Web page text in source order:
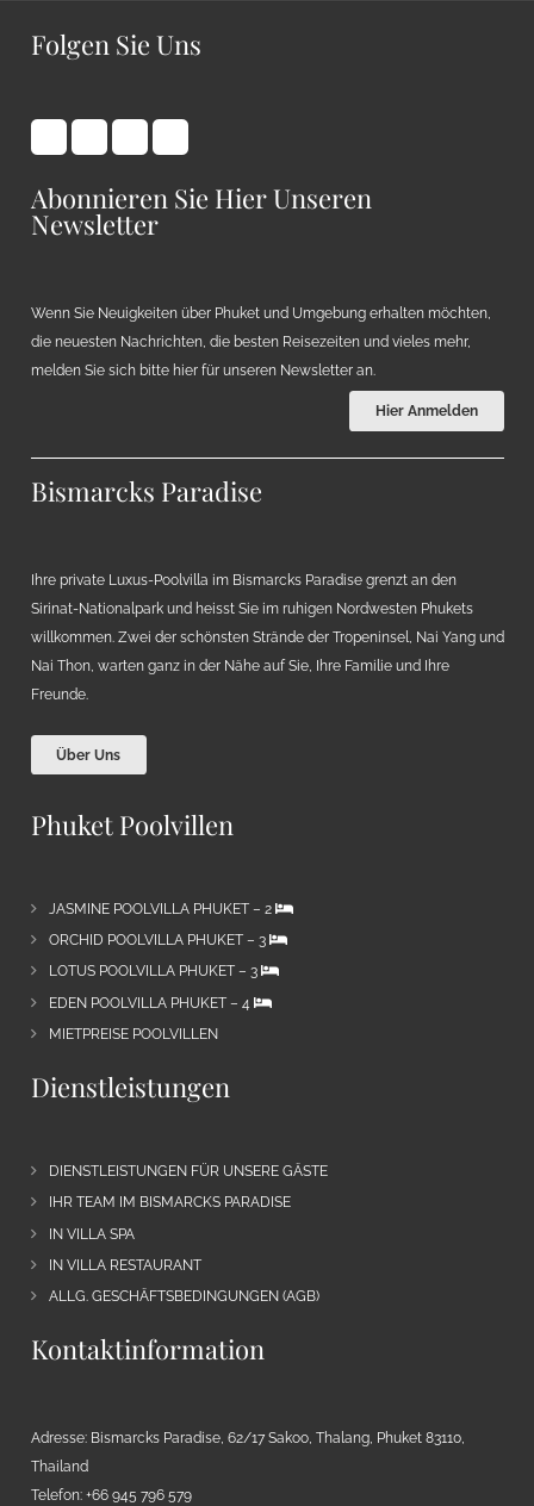
Folgen Sie Uns
Abonnieren Sie Hier Unseren
Newsletter
Wenn Sie Neuigkeiten über Phuket und Umgebung erhalten möchten,
die neuesten Nachrichten, die besten Reisezeiten und vieles mehr,
melden Sie sich bitte hier für unseren Newsletter an.
Hier Anmelden
Bismarcks Paradise
Ihre private Luxus-Poolvilla im Bismarcks Paradise grenzt an den
Sirinat-Nationalpark und heisst Sie im ruhigen Nordwesten Phukets
willkommen. Zwei der schönsten Strände der Tropeninsel, Nai Yang und
Nai Thon, warten ganz in der Nähe auf Sie, Ihre Familie und Ihre
Freunde.
Über Uns
Phuket Poolvillen
JASMINE POOLVILLA PHUKET – 2
ORCHID POOLVILLA PHUKET – 3
LOTUS POOLVILLA PHUKET – 3
EDEN POOLVILLA PHUKET – 4
MIETPREISE POOLVILLEN
Dienstleistungen
DIENSTLEISTUNGEN FÜR UNSERE GÄSTE
IHR TEAM IM BISMARCKS PARADISE
IN VILLA SPA
IN VILLA RESTAURANT
ALLG. GESCHÄFTSBEDINGUNGEN (AGB)
Kontaktinformation
Adresse: Bismarcks Paradise, 62/17 Sakoo, Thalang, Phuket 83110,
Thailand
Telefon: +66 945 796 579